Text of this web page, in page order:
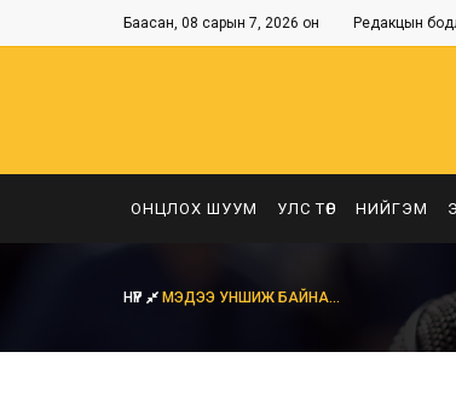
Баасан, 08 сарын 7, 2026 он Редакцын
ОНЦЛОХ ШУУМ УЛС ТӨР НИЙГЭМ
НҮҮР МЭДЭЭ УНШИЖ БАЙНА...